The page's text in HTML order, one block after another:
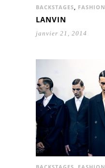
BACKSTAGES FASHION
LANVIN
janvier 21, 2014